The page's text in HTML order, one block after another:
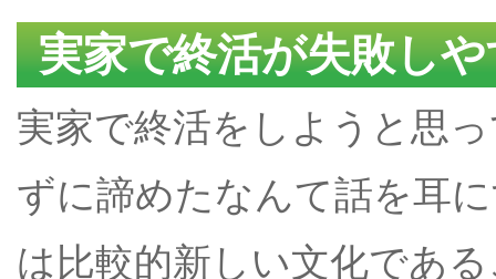
実家で終活が失敗し
実家で終活をしようと思
ずに諦めたなんて話を耳
は比較的新しい文化であ